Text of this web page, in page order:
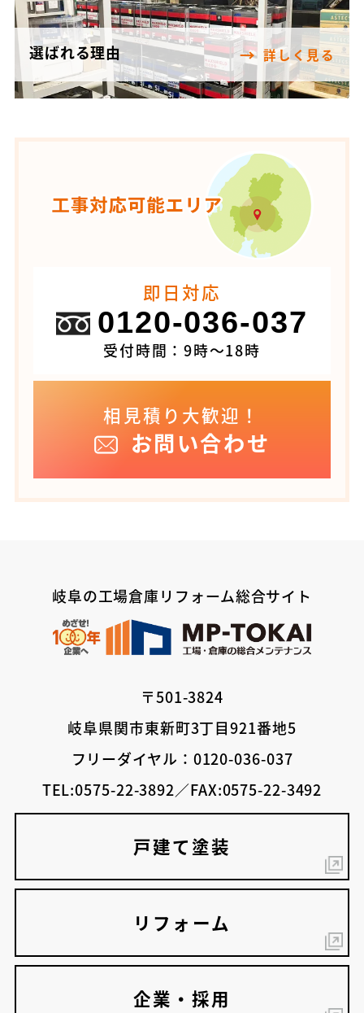
選ばれる理由 詳しく見る
即日対応
0120-036-037
受付時間：9時～18時
相見積り大歓迎！
お問い合わせ
岐阜の工場倉庫リフォーム総合サイト
〒501-3824
岐阜県関市東新町3丁目921番地5
フリーダイヤル：0120-036-037
TEL:0575-22-3892／FAX:0575-22-3492
戸建て塗装
リフォーム
企業・採用